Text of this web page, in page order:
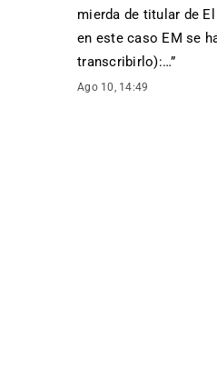
mierda de titular de
en este caso EM se
transcribirlo):…”
Ago 10, 14:49